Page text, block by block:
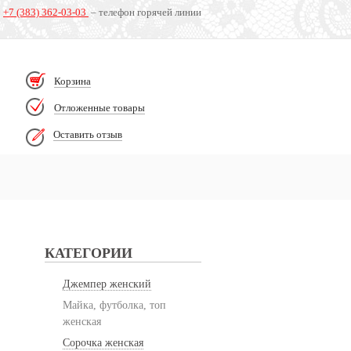
+7 (383) 362-03-03 – телефон горячей линии
Корзина
Отложенные товары
Оставить отзыв
КАТЕГОРИИ
Джемпер женский
Майка, футболка, топ
женская
Сорочка женская